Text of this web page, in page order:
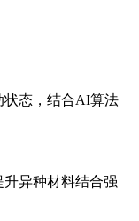
态，结合AI算法
异种材料结合强